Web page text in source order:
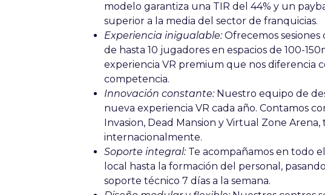
modelo garantiza una TIR del 44% y un
superior a la media del sector de franquicias.
Experiencia inigualable:Ofrecemos
de hasta 10 jugadores en espacios de 100-
experiencia VR premium que nos diferencia
competencia.
Innovación constante: Nuestro equipo de
nueva experiencia VR cada año. Contamos
Invasion, Dead Mansion y Virtual Zone
internacionalmente.
Soporte integral: Te acompañamos en todo
local hasta la formación del personal,
soporte técnico 7 días a la semana.